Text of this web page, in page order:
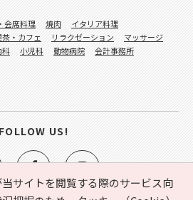
サイトを閲覧する際のサービス向
会席料理 焼肉
イタリア料理
茶・カフェ リラクゼーション
マッサージ
科 小児科 動物病院
会計事務所
FOLLOW US!